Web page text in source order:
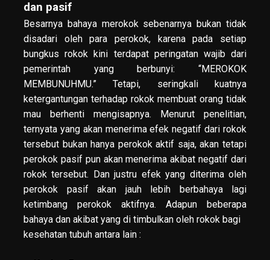
dan pasif
Besarnya bahaya merokok sebenarnya bukan tidak
disadari oleh para perokok, karena pada setiap
bungkus rokok kini terdapat peringatan wajib dari
pemerintah yang berbunyi: “MEROKOK
MEMBUNUHMU.” Tetapi, seringkali kuatnya
ketergantungan terhadap rokok membuat orang tidak
mau berhenti mengisapnya. Menurut penelitian,
ternyata yang akan menerima efek negatif dari rokok
tersebut bukan hanya perokok aktif saja, akan tetapi
perokok pasif pun akan menerima akibat negatif dari
rokok tersebut. Dan justru efek yang diterima oleh
perokok pasifakan jauh lebih berbahaya lagi
ketimbang perokok aktifnya. Adapun beberapa
bahaya dan akibat yang di timbulkan oleh rokok bagi
kesehatan tubuh antara lain :